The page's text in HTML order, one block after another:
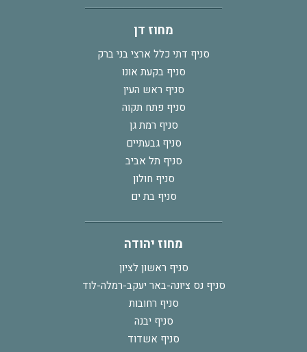
מחוז דן
סניף דתי כלל ארצי בני ברק
סניף בקעת אונו
סניף ראש העין
סניף פתח תקוה
סניף רמת גן
סניף גבעתיים
סניף תל אביב
סניף חולון
סניף בת ים
מחוז יהודה
סניף ראשון לציון
סניף נס ציונה-באר יעקב-רמלה-לוד
סניף רחובות
סניף יבנה
סניף אשדוד